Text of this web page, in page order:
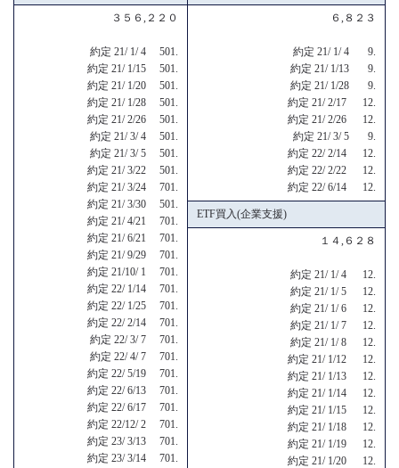
３５６,２２０
約定 21/ 1/ 4 501.
約定 21/ 1/15 501.
約定 21/ 1/20 501.
約定 21/ 1/28 501.
約定 21/ 2/26 501.
約定 21/ 3/ 4 501.
約定 21/ 3/ 5 501.
約定 21/ 3/22 501.
約定 21/ 3/24 701.
約定 21/ 3/30 501.
約定 21/ 4/21 701.
約定 21/ 6/21 701.
約定 21/ 9/29 701.
約定 21/10/ 1 701.
約定 22/ 1/14 701.
約定 22/ 1/25 701.
約定 22/ 2/14 701.
約定 22/ 3/ 7 701.
約定 22/ 4/ 7 701.
約定 22/ 5/19 701.
約定 22/ 6/13 701.
約定 22/ 6/17 701.
約定 22/12/ 2 701.
約定 23/ 3/13 701.
約定 23/ 3/14 701.
６,８２３
約定 21/ 1/ 4 9.
約定 21/ 1/13 9.
約定 21/ 1/28 9.
約定 21/ 2/17 12.
約定 21/ 2/26 12.
約定 21/ 3/ 5 9.
約定 22/ 2/14 12.
約定 22/ 2/22 12.
約定 22/ 6/14 12.
ETF買入(企業支援)
１４,６２８
約定 21/ 1/ 4 12.
約定 21/ 1/ 5 12.
約定 21/ 1/ 6 12.
約定 21/ 1/ 7 12.
約定 21/ 1/ 8 12.
約定 21/ 1/12 12.
約定 21/ 1/13 12.
約定 21/ 1/14 12.
約定 21/ 1/15 12.
約定 21/ 1/18 12.
約定 21/ 1/19 12.
約定 21/ 1/20 12.